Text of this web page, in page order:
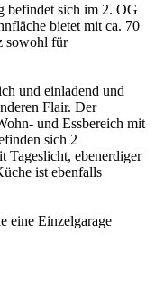
befindet sich im 2. OG
bietet mit ca. 70
sowohl für
und einladend und
Flair. Der
und Essbereich mit
sich 2
Tageslicht, ebenerdiger
ist ebenfalls
eine Einzelgarage